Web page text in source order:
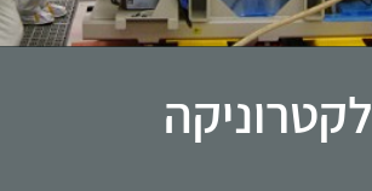
קומבה פעילה בתחום זה עשרות שנים
והיא לקחה חלק מרכזי בכל מפעל
ופרוייקט משמעותי בתחום הזה